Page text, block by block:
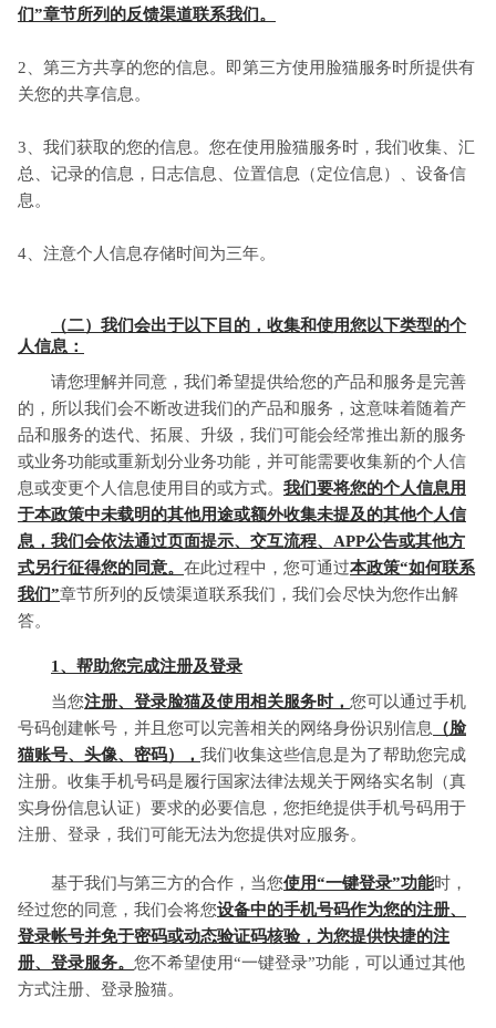
们”章节所列的反馈渠道联系我们。
2、第三方共享的您的信息。即第三方使用脸猫服务时所提供有
关您的共享信息。
3、我们获取的您的信息。您在使用脸猫服务时，我们收集、汇
总、记录的信息，日志信息、位置信息（定位信息）、设备信
息。
4、注意个人信息存储时间为三年。
（二）我们会出于以下目的，收集和使用您以下类型的个
人信息：
请您理解并同意，我们希望提供给您的产品和服务是完善
的，所以我们会不断改进我们的产品和服务，这意味着随着产
品和服务的迭代、拓展、升级，我们可能会经常推出新的服务
或业务功能或重新划分业务功能，并可能需要收集新的个人信
息或变更个人信息使用目的或方式。 我们要将您的个人信息用
于本政策中未载明的其他用途或额外收集未提及的其他个人信
息，我们会依法通过页面提示、交互流程、APP公告或其他方
式另行征得您的同意。 在此过程中，您可通过本政策“如何联系
我们”章节所列的反馈渠道联系我们，我们会尽快为您作出解
答。
1、帮助您完成注册及登录
当您注册、登录脸猫及使用相关服务时， 您可以通过手机
号码创建帐号，并且您可以完善相关的网络身份识别信息
（脸
猫账号、头像、密码）， 我们收集这些信息是为了帮助您完成
注册。收集手机号码是履行国家法律法规关于网络实名制（真
实身份信息认证）要求的必要信息，您拒绝提供手机号码用于
注册、登录，我们可能无法为您提供对应服务。
基于我们与第三方的合作，当您使用“一键登录”功能时，
经过您的同意，我们会将您设备中的手机号码作为您的注册、
登录帐号并免于密码或动态验证码核验，为您提供快捷的注
册、登录服务。 您不希望使用“一键登录”功能，可以通过其他
方式注册、登录脸猫。